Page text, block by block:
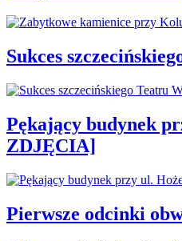
Sukces
Pękający budynek
ZDJĘCIA]
Pierwsze odcinki